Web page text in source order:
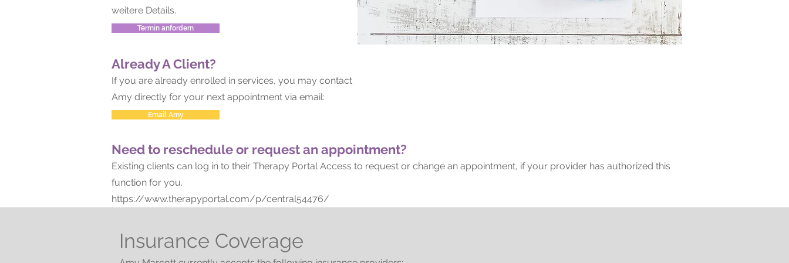
weitere Details.
Termin anfordern
Already A Client?
If you are already enrolled in services, you may contact
Amy directly for your next appointment via email:
Email Amy
Need to reschedule or request an appointment?
Existing clients can log in to their Therapy Portal Access to request or change an appointment, if your provider has authorized this
function for you.
https://www.therapyportal.com/p/central54476/
Insurance Coverage